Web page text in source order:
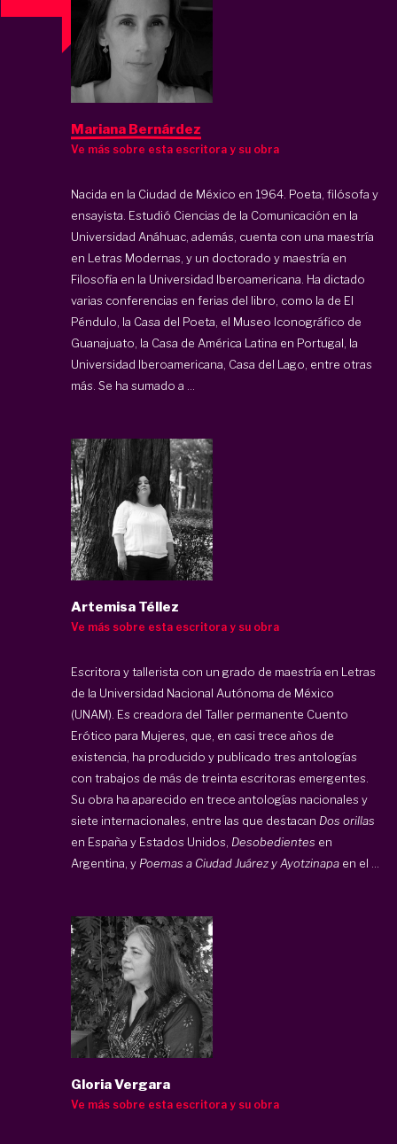
Mariana Bernárdez
Ve más sobre esta escritora y su obra
Nacida en la Ciudad de México en 1964. Poeta, filósofa y
ensayista. Estudió Ciencias de la Comunicación en la
Universidad Anáhuac, además, cuenta con una maestría
en Letras Modernas, y un doctorado y maestría en
Filosofía en la Universidad Iberoamericana. Ha dictado
varias conferencias en ferias del libro, como la de El
Péndulo, la Casa del Poeta, el Museo Iconográfico de
Guanajuato, la Casa de América Latina en Portugal, la
Universidad Iberoamericana, Casa del Lago, entre otras
más. Se ha sumado a ...
Artemisa Téllez
Ve más sobre esta escritora y su obra
Escritora y tallerista con un grado de maestría en Letras
de la Universidad Nacional Autónoma de México
(UNAM). Es creadora del Taller permanente Cuento
Erótico para Mujeres, que, en casi trece años de
existencia, ha producido y publicado tres antologías
con trabajos de más de treinta escritoras emergentes.
Su obra ha aparecido en trece antologías nacionales y
siete internacionales, entre las que destacan Dos orillas
en España y Estados Unidos, Desobedientes en
Argentina, y Poemas a Ciudad Juárez y Ayotzinapa en el ...
Gloria Vergara
Ve más sobre esta escritora y su obra